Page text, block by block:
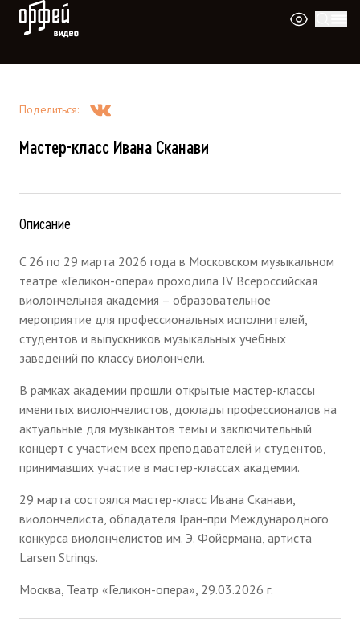
Видео Орфей
Поделиться:
Мастер-класс Ивана Сканави
Описание
C 26 по 29 марта 2026 года в Московском музыкальном
театре «Геликон-опера» проходила IV Всероссийская
виолончельная академия – образовательное
мероприятие для профессиональных исполнителей,
студентов и выпускников музыкальных учебных
заведений по классу виолончели.
В рамках академии прошли открытые мастер-классы
именитых виолончелистов, доклады профессионалов на
актуальные для музыкантов темы и заключительный
концерт с участием всех преподавателей и студентов,
принимавших участие в мастер-классах академии.
29 марта состоялся мастер-класс Ивана Сканави,
виолончелиста, обладателя Гран-при Международного
конкурса виолончелистов им. Э. Фойермана, артиста
Larsen Strings.
Москва, Театр «Геликон-опера», 29.03.2026 г.